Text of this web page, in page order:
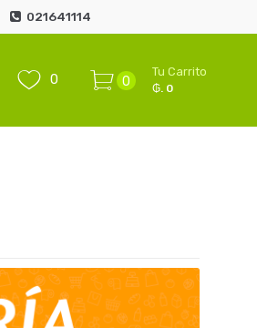
021641114
0 0
Tu Carrito
₲. 0